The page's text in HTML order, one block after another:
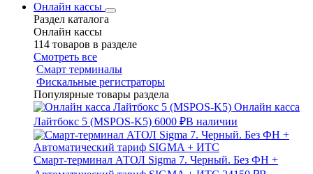
Онлайн кассы
Раздел каталога
Онлайн кассы
114 товаров в разделе
Смотреть все
Смарт терминалы
Фискальные регистраторы
Популярные товары раздела
Онлайн касса
Лайтбокс 5 (MSPOS-K5) 6000 ₽В наличии
Смарт-терминал АТОЛ Sigma 7. Черный. Без ФН +